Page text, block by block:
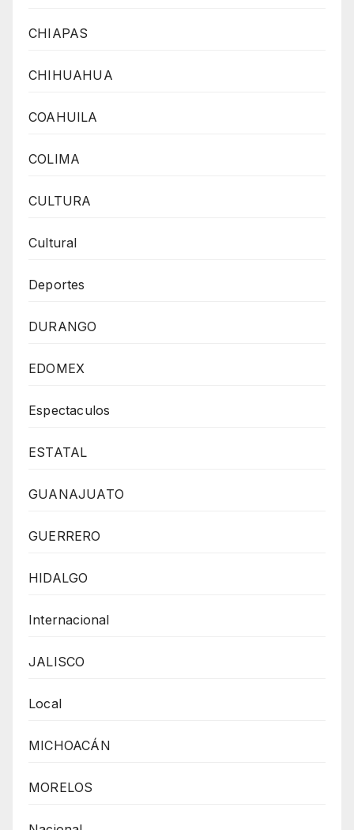
CHIAPAS
CHIHUAHUA
COAHUILA
COLIMA
CULTURA
Cultural
Deportes
DURANGO
EDOMEX
Espectaculos
ESTATAL
GUANAJUATO
GUERRERO
HIDALGO
Internacional
JALISCO
Local
MICHOACÁN
MORELOS